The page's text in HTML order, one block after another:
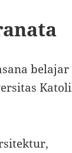
belajar